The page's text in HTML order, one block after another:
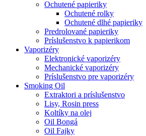
Ochutené papieriky
Ochutené rolky
Ochutené dlhé papieriky
Predrolované papieriky
Príslušenstvo k papierikom
Vaporizéry
Elektronické vaporizéry
Mechanické vaporizéry
Príslušenstvo pre vaporizéry
Smoking Oil
Extraktori a príslušenstvo
Lisy, Rosin press
Koltíky na olej
Oil Bongá
Oil Fajky